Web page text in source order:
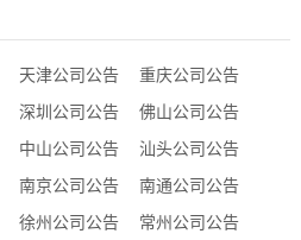
天津公司公告
重庆公司公告
深圳公司公告
佛山公司公告
中山公司公告
汕头公司公告
南京公司公告
南通公司公告
徐州公司公告 常州公司公告